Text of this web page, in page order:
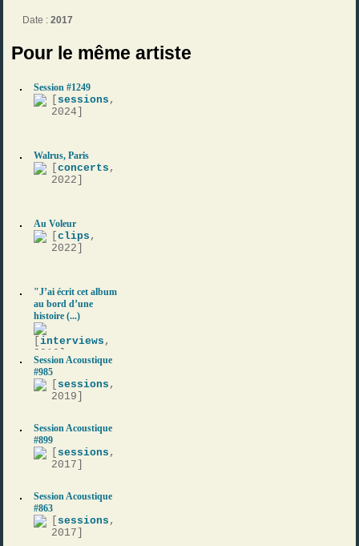
Date :2017
Pour le même artiste
Session #1249
sessions ,
2024]
Walrus, Paris
[concerts ,
2022]
Au Voleur
[clips ,
2022]
"J’ai écrit cet album
au bord d’une
histoire (...)
[interviews ,
2019]
Session Acoustique
#985
sessions ,
2019]
Session Acoustique
#899
sessions ,
2017]
Session Acoustique
#863
sessions ,
2017]